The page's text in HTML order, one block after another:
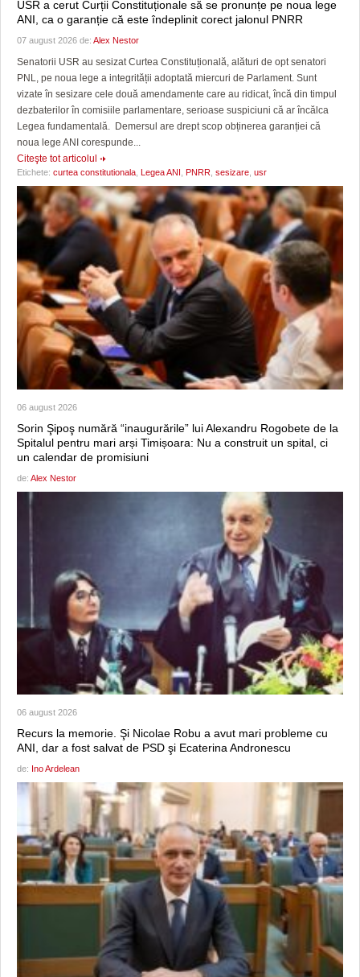
USR a cerut Curții Constituționale să se pronunțe pe noua lege
ANI, ca o garanție că este îndeplinit corect jalonul PNRR
07 august 2026 de: Alex Nestor
Senatorii USR au sesizat Curtea Constituțională, alături de opt senatori
PNL, pe noua lege a integrității adoptată miercuri de Parlament. Sunt
vizate în sesizare cele două amendamente care au ridicat, încă din timpul
dezbaterilor în comisiile parlamentare, serioase suspiciuni că ar încălca
Legea fundamentală. Demersul are drept scop obținerea garanției că
noua lege ANI corespunde...
Citeşte tot articolul
Etichete: curtea constitutionala Legea ANI PNRR sesizare usr
06 august 2026
Sorin Şipoş numără “inaugurările” lui Alexandru Rogobete de la
Spitalul pentru mari arși Timișoara: Nu a construit un spital, ci
un calendar de promisiuni
de: Alex Nestor
06 august 2026
Recurs la memorie. Şi Nicolae Robu a avut mari probleme cu
ANI, dar a fost salvat de PSD şi Ecaterina Andronescu
de: Ino Ardelean